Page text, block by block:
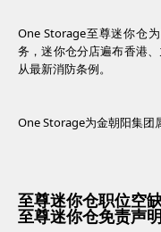
One Storage至尊迷你仓
务，迷你仓分店遍布香港
从最新消防条例。
One Storage为金朝阳集团
至尊迷你仓职位空
至尊迷你仓免责声明